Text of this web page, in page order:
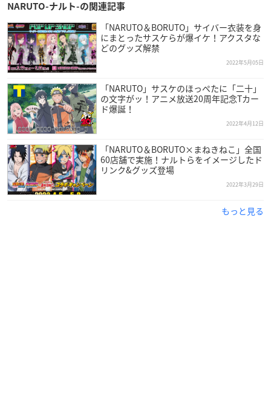
発売日：2022年07月
プレバンで購入
【ハピクロ！】NARUTO × サンリオキャラクター
ズ アクリルチャーム NARUTOシリーズver. 全11
NARUTO-ナルト-の関連記事
「NARUTO＆BORUTO」サイバー衣装を身
にまとったサスケらが爆イケ！アクスタな
どのグッズ解禁
2022年5月05日
「NARUTO」サスケのほっぺたに「二十」
の文字がッ！アニメ放送20周年記念Tカー
ド爆誕！
2022年4月12日
「NARUTO＆BORUTO×まねきねこ」全国
60店舗で実施！ナルトらをイメージしたド
リンク&グッズ登場
2022年3月29日
もっと見る